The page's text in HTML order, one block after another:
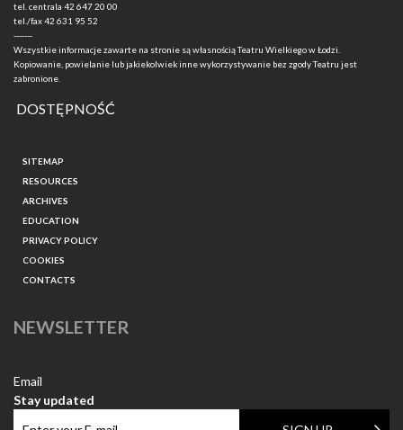
tel. centrala 42 647 20 00
tel./fax42 631 95 52
-------
Wszystkie informacje zawarte na stronie są własnością Teatru Wielkiego w Łodzi.
Kopiowanie, powielanie lub jakiekolwiek inne wykorzystywanie bez zgody Teatru jest
zabronione.
DOSTĘPNOŚĆ
SITEMAP
RESOURCES
ARCHIVES
EDUCATION
PRIVACY POLICY
COOKIES
CONTACTS
NEWSLETTER
Email
Stay updated